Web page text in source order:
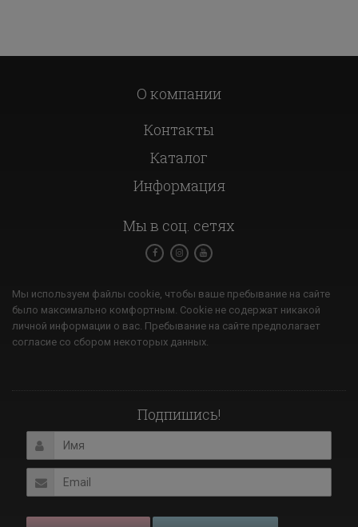
О компании
Контакты
Каталог
Информация
Мы в соц. сетях
Мы используем файлы cookie, чтобы ваше пребывание на сайте
было максимально комфортным. Cookie не содержат никакой
личной информации о вас. Пребывание на сайте предполагает
согласие со сбором некоторых данных.
Подпишись!